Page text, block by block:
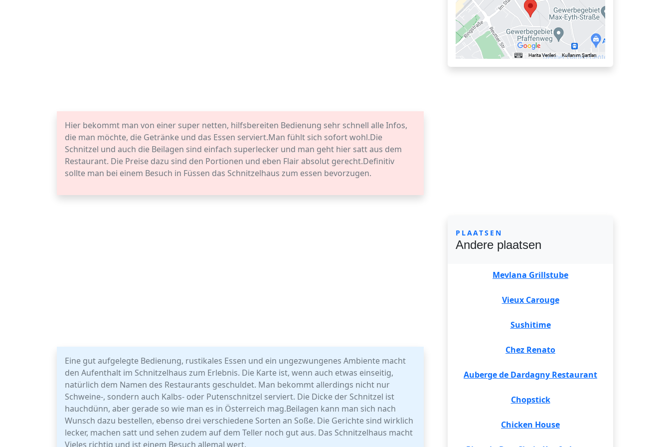
Hier bekommt man von einer super netten, hilfsbereiten Bedienung sehr schnell alle Infos,
die man möchte, die Getränke und das Essen serviert.Man fühlt sich sofort wohl.Die
Schnitzel und auch die Beilagen sind einfach superlecker und man geht hier satt aus dem
Restaurant. Die Preise dazu sind den Portionen und eben Flair absolut gerecht.Definitiv
sollte man bei einem Besuch in Füssen das Schnitzelhaus zum essen bevorzugen.
Eine gut aufgelegte Bedienung, rustikales Essen und ein ungezwungenes Ambiente macht
den Aufenthalt im Schnitzelhaus zum Erlebnis. Die Karte ist, wenn auch etwas einseitig,
natürlich dem Namen des Restaurants geschuldet. Man bekommt allerdings nicht nur
Schweine-, sondern auch Kalbs- oder Putenschnitzel serviert. Die Dicke der Schnitzel ist
hauchdünn, aber gerade so wie man es in Österreich mag.Beilagen kann man sich nach
Wunsch dazu bestellen, ebenso drei verschiedene Sorten an Soße. Die Gerichte sind wirklich
lecker, machen satt und sehen zudem auf dem Teller noch gut aus. Das Schnitzelhaus macht
Vieles richtig und ist einem Besuch allemal wert.
PLAATSEN
Andere plaatsen
Mevlana Grillstube
Vieux Carouge
Sushitime
Chez Renato
Auberge de Dardagny Restaurant
Chopstick
Chicken House